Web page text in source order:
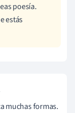
poesía.
estás
muchas formas.